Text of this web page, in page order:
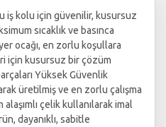
iş kolu için güvenilir, kusursuz
sıcaklık ve basınca
ocağı, en zorlu koşullara
için kusursuz bir çözüm
Yüksek Güvenlik
üretilmiş ve en zorlu çalışma
çelik kullanılarak imal
dayanıklı, sabitle